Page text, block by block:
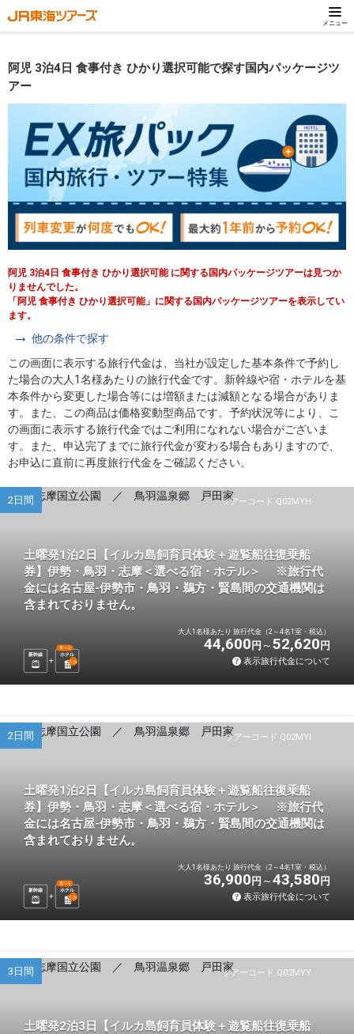
メニュー
阿児 3泊4日 食事付き ひかり選択可能で探す国内パッケージツ
アー
阿児 3泊4日 食事付き ひかり選択可能 に関する国内パッケージツアーは見つか
りませんでした。
「阿児 食事付き ひかり選択可能」に関する国内パッケージツアーを表示してい
ます。
他の条件で探す
この画面に表示する旅行代金は、当社が設定した基本条件で予約し
た場合の大人1名様あたりの旅行代金です。新幹線や宿・ホテルを基
本条件から変更した場合等には増額または減額となる場合がありま
す。また、この商品は価格変動型商品です。予約状況等により、こ
の画面に表示する旅行代金ではご利用になれない場合がございま
す。また、申込完了までに旅行代金が変わる場合もありますので、
お申込に直前に再度旅行代金をご確認ください。
ツアーコード Q02MYH
2日間
土曜発1泊2日【イルカ島飼育員体験＋遊覧船往復乗船
券】伊勢・鳥羽・志摩＜選べる宿・ホテル＞ ※旅行代
金には名古屋-伊勢市・鳥羽・鵜方・賢島間の交通機関は
含まれておりません。
新幹線 ホテル
選べる
1 泊
大人1名様あたり 旅行代金（2～4名1室・税込）
44,600 円 52,620 円
表示旅行代金について
ツアーコード Q02MYI
2日間
土曜発1泊2日【イルカ島飼育員体験＋遊覧船往復乗船
券】伊勢・鳥羽・志摩＜選べる宿・ホテル＞ ※旅行代
金には名古屋-伊勢市・鳥羽・鵜方・賢島間の交通機関は
含まれておりません。
新幹線 ホテル
選べる
1 泊
大人1名様あたり 旅行代金（2～4名1室・税込）
36,900 円 43,580 円
表示旅行代金について
ツアーコード Q02MYY
3日間
土曜発2泊3日【イルカ島飼育員体験＋遊覧船往復乗船